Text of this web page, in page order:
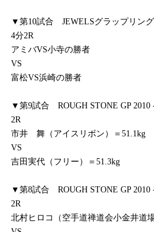
▼第10試合 JEWELSグラップリン
4分2R
アミバVS小寺の勝者
VS
富松VS浜崎の勝者
▼第9試合 ROUGH STONE GP
2R
市井 舞（アイスリボン）＝51.1kg
VS
吉田実代（フリー）＝51.3kg
▼第8試合 ROUGH STONE GP
2R
北村ヒロコ（空手道禅道会小金井道